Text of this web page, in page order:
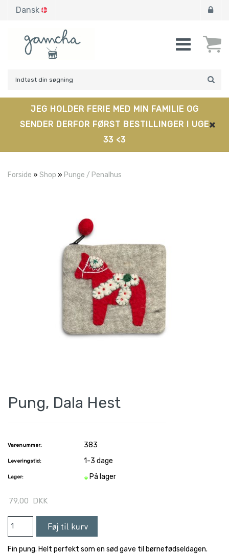
Dansk
JEG HOLDER FERIE MED MIN FAMILIE OG
SENDER DERFOR FØRST BESTILLINGER I UGE
33 <3
Forside » Shop » Punge / Penalhus
Pung, Dala Hest
Varenummer: 383
Leveringstid: 1-3 dage
Lager: På lager
79,00 DKK
Fin pung. Helt perfekt som en sød gave til børnefødseldagen.